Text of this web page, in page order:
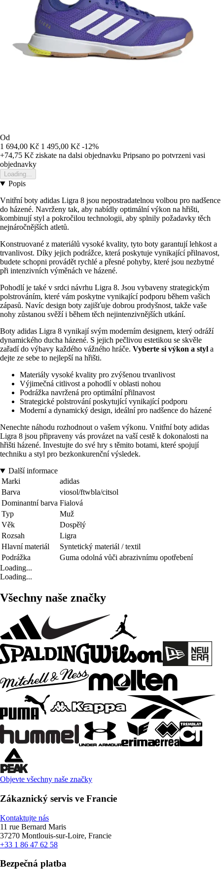
Od
1 694,00 Kč 1 495,00 Kč -12%
+74,75 Kč ziskate na dalsi objednavku Pripsano po potvrzeni vasi
objednavky
Loading...
Popis
Vnitřní boty adidas Ligra 8 jsou nepostradatelnou volbou pro nadšence
do házené. Navrženy tak, aby nabídly optimální výkon na hřišti,
kombinují styl a pokročilou technologii, aby splnily požadavky těch
nejnáročnějších atletů.
Konstruované z materiálů vysoké kvality, tyto boty garantují lehkost a
trvanlivost. Díky jejich podrážce, která poskytuje vynikající přilnavost,
budete schopni provádět rychlé a přesné pohyby, které jsou nezbytné
při intenzivních výměnách ve házené.
Pohodlí je také v srdci návrhu Ligra 8. Jsou vybaveny strategickým
polstrováním, které vám poskytne vynikající podporu během vašich
zápasů. Navíc design boty zajišťuje dobrou prodyšnost, takže vaše
nohy zůstanou svěží i během těch nejintenzivnějších utkání.
Boty adidas Ligra 8 vynikají svým moderním designem, který odráží
dynamického ducha házené. S jejich pečlivou estetikou se skvěle
zařadí do výbavy každého vážného hráče. Vyberte si výkon a styl a
dejte ze sebe to nejlepší na hřišti.
Materiály vysoké kvality pro zvýšenou trvanlivost
Výjimečná citlivost a pohodlí v oblasti nohou
Podrážka navržená pro optimální přilnavost
Strategické polstrování poskytující vynikající podporu
Moderní a dynamický design, ideální pro nadšence do házené
Nenechte náhodu rozhodnout o vašem výkonu. Vnitřní boty adidas
Ligra 8 jsou připraveny vás provázet na vaší cestě k dokonalosti na
hřišti házené. Investujte do své hry s těmito botami, které spojují
techniku a styl pro bezkonkurenční výsledek.
Další informace
Marki
adidas
Barva
viosol/ftwbla/citsol
Dominantní barva Fialová
Typ
Muž
Věk
Dospělý
Rozsah
Ligra
Hlavní materiál
Syntetický materiál / textil
Podrážka
Guma odolná vůči abrazivnímu opotřebení
Loading...
Loading...
Všechny naše značky
Objevte všechny naše značky
Zákaznický servis ve Francie
Kontaktujte nás
11 rue Bernard Maris
37270 Montlouis-sur-Loire, Francie
+33 1 86 47 62 58
Bezpečná platba